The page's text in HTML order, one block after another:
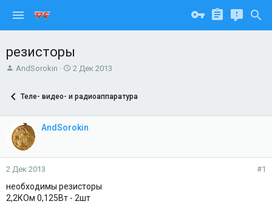
резисторы
А
о
е
м
ы
AndSorokin
Д
а
ч
л
2 Дек 2013
Теле- видео- и радиоаппаратура
AndSorokin
2 Дек 2013 #1
необходимы резисторы
2,2КОм 0,125Вт - 2шт